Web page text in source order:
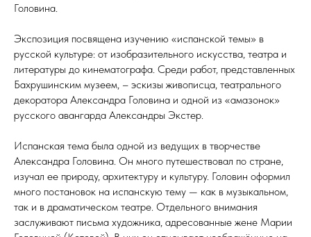
Головина.
Экспозиция посвящена изучению «испанской темы» в
русской культуре: от изобразительного искусства, театра и
литературы до кинематографа. Среди работ, представленных
Бахрушинским музеем, – эскизы живописца, театрального
декоратора Александра Головина и одной из «амазонок»
русского авангарда Александры Экстер.
Испанская тема была одной из ведущих в творчестве
Александра Головина. Он много путешествовал по стране,
изучал ее природу, архитектуру и культуру. Головин оформил
много постановок на испанскую тему — как в музыкальном,
так и в драматическом театре. Отдельного внимания
заслуживают письма художника, адресованные жене Марии